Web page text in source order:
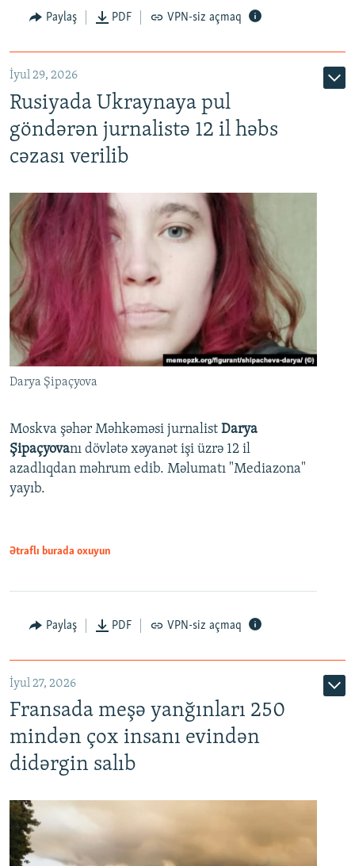
Paylaş PDF VPN-siz açmaq
İyul 29, 2026
Rusiyada Ukraynaya pul
göndərən jurnalistə 12 il həbs
cəzası verilib
Darya Şipaçyova
Moskva şəhər Məhkəməsi jurnalist Darya
Şipaçyovanı dövlətə xəyanət işi üzrə 12 il
azadlıqdan məhrum edib. Məlumatı "Mediazona"
yayıb.
Ətraflı burada oxuyun
Paylaş PDF VPN-siz açmaq
İyul 27, 2026
Fransada meşə yanğınları 250
mindən çox insanı evindən
didərgin salıb